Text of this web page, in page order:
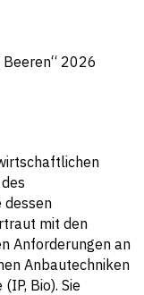
2026
dessen
mit den
Anforderungen an
Anbautechniken
Bio). Sie